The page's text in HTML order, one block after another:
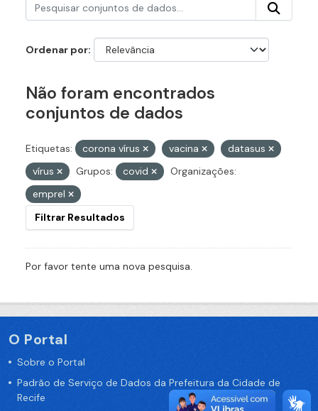
Ordenar por
Não foram encontrados
conjuntos de dados
Etiquetas: corona vírus vacina
datasus
vírus
Grupos: covid
Organizações:
emprel
Filtrar Resultados
Por favor tente uma nova pesquisa.
O Portal
Sobre o Portal
Padrão de Serviço de Dados da Prefeitura da Cidade de
Recife